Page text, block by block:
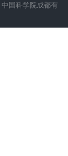
中国科学院成都有